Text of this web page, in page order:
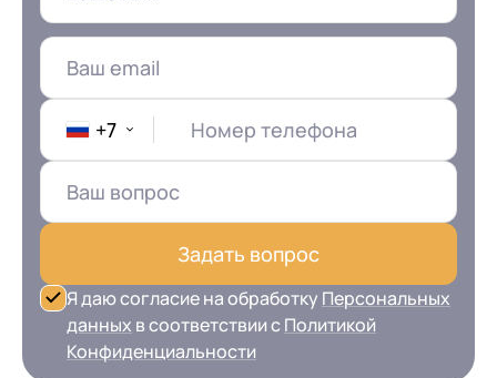
+7 Номер телефона
Задать вопрос
Я даю согласие на обработку Персональных
данных в соответствии сПолитикой
Конфиденциальности